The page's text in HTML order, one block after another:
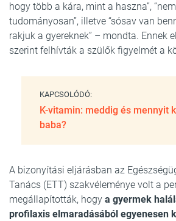
hogy több a kára, mint a haszna”,
tudományosan”, illetve “sósav van
rakjuk a gyereknek” – mondta. Ennek
szerint felhívták a szülők figyelmét a
KAPCSOLÓDÓ:
K-vitamin: meddig és mennyit
baba?
A bizonyítási eljárásban az
Tanács (ETT) szakvéleménye volt a
megállapították, hogy a gyermek
profilaxis elmaradásából egyenesen